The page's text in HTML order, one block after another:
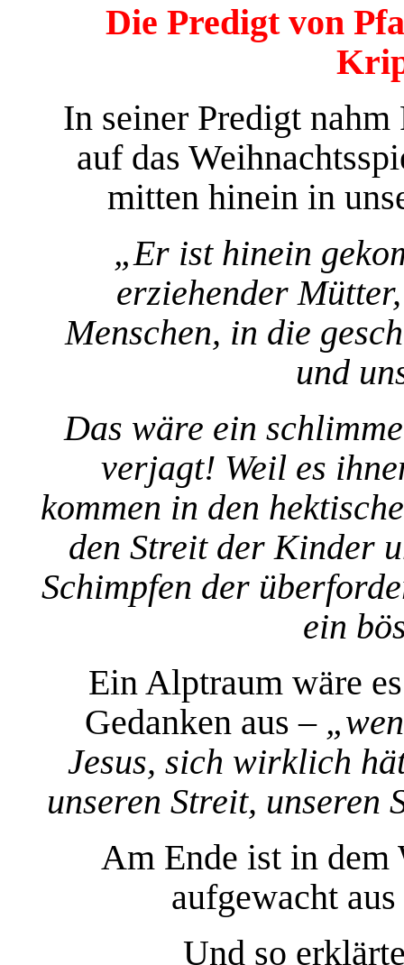
Die Predigt von
In seiner Predigt
auf das
mitten hinein in
„Er ist hinein
erziehender
Menschen, in die
und
Das wäre ein
verjagt! Weil es
kommen in den
den Streit der Kinder
Schimpfen der
ein
Ein Alptraum wäre
Gedanken aus – „
Jesus, sich wirklich
unseren Streit, unseren
Am Ende ist in dem
aufgewacht
Und so